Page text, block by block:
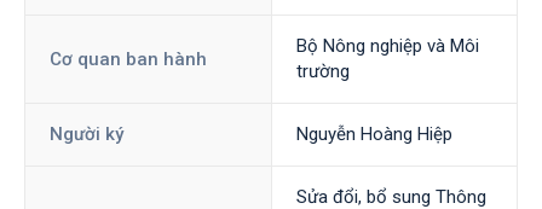
Cơ quan ban hành
Bộ Nông nghiệp và Môi
trường
Người ký Nguyễn Hoàng Hiệp
Sửa đổi, bổ sung Thông